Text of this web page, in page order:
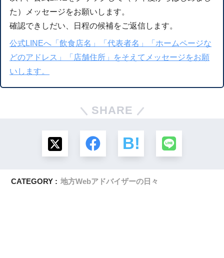
た）メッセージをお願いします。
確認できしだい、日程の候補をご返信します。
公式LINEへ「飲食店名」「代表者名」「ホームページな
どのアドレス」「店舗住所」をそえてメッセージをお願
いします。
SHARE
CATEGORY : 地方Webアドバイザーの日々